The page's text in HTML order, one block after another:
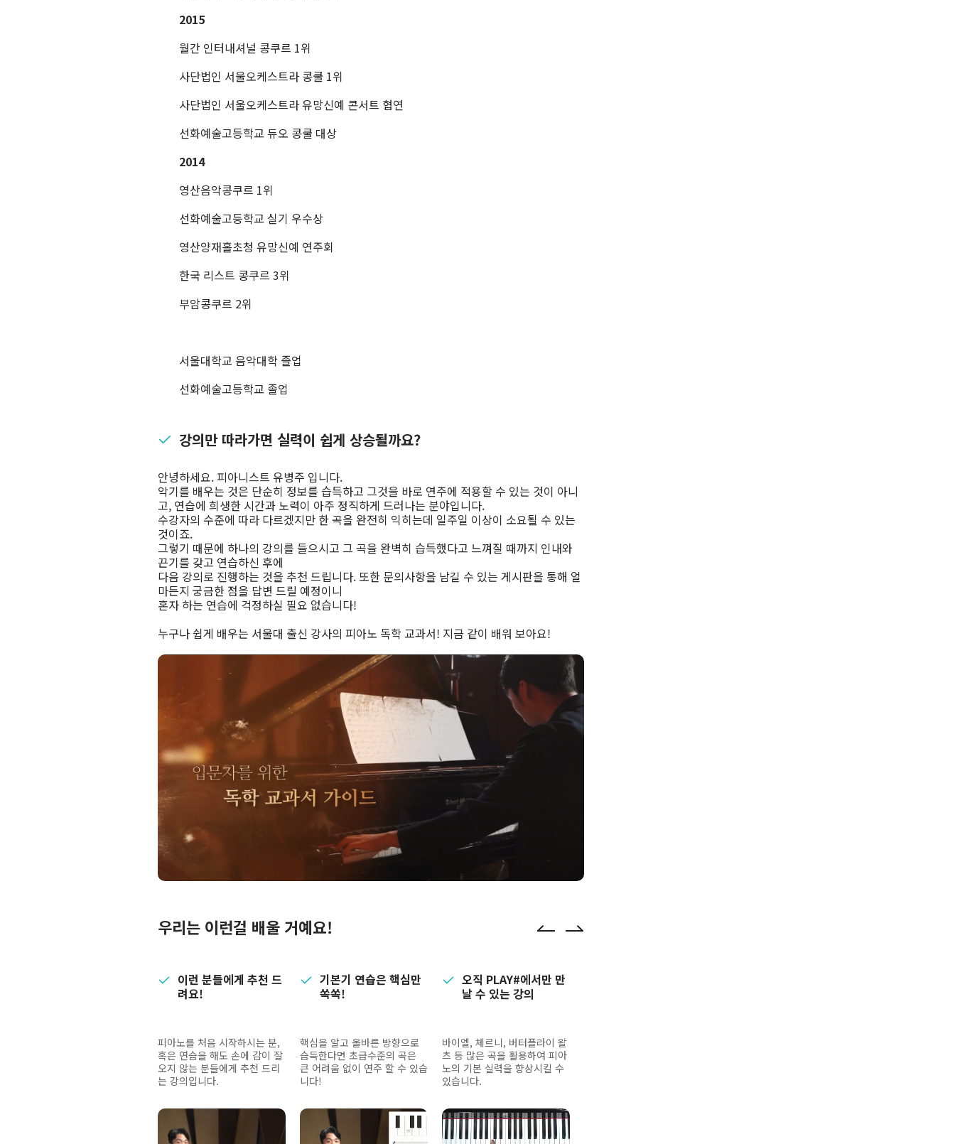
2015
월간 인터내셔널 콩쿠르 1위
사단법인 서울오케스트라 콩쿨 1위
사단법인 서울오케스트라 유망신예 콘서트 협연
선화예술고등학교 듀오 콩쿨 대상
2014
영산음악콩쿠르 1위
선화예술고등학교 실기 우수상
영산양재홀초청 유망신예 연주회
한국 리스트 콩쿠르 3위
부암콩쿠르 2위
서울대학교 음악대학 졸업
선화예술고등학교 졸업
강의만 따라가면 실력이 쉽게 상승될까요?
안녕하세요. 피아니스트 유병주 입니다.
악기를 배우는 것은 단순히 정보를 습득하고 그것을 바로 연주에 적용할 수 있는 것이 아니
고, 연습에 희생한 시간과 노력이 아주 정직하게 드러나는 분야입니다.
수강자의 수준에 따라 다르겠지만 한 곡을 완전히 익히는데 일주일 이상이 소요될 수 있는
것이죠.
그렇기 때문에 하나의 강의를 들으시고 그 곡을 완벽히 습득했다고 느껴질 때까지 인내와
끈기를 갖고 연습하신 후에
다음 강의로 진행하는 것을 추천 드립니다. 또한 문의사항을 남길 수 있는 게시판을 통해 얼
마든지 궁금한 점을 답변 드릴 예정이니
혼자 하는 연습에 걱정하실 필요 없습니다!
누구나 쉽게 배우는 서울대 출신 강사의 피아노 독학 교과서! 지금 같이 배워 보아요!
우리는 이런걸 배울 거예요!
이런 분들에게 추천 드
려요!
피아노를 처음 시작하시는 분,
혹은 연습을 해도 손에 감이 잘
오지 않는 분들에게 추천 드리
는 강의입니다.
기본기 연습은 핵심만
쏙쏙!
핵심을 알고 올바른 방향으로
습득한다면 초급수준의 곡은
큰 어려움 없이 연주 할 수 있습
니다!
오직 PLAY#에서만 만
날 수 있는 강의
바이엘, 체르니, 버터플라이 왈
츠 등 많은 곡을 활용하여 피아
노의 기본 실력을 향상시킬 수
있습니다.